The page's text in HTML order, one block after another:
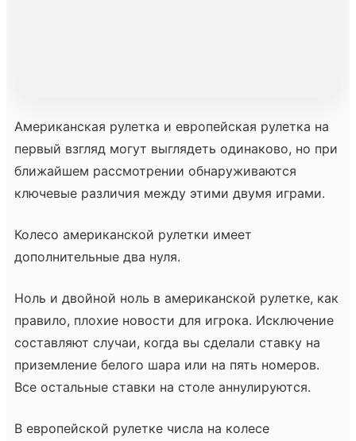
Американская рулетка и европейская рулетка на
первый взгляд могут выглядеть одинаково, но при
ближайшем рассмотрении обнаруживаются
ключевые различия между этими двумя играми.
Колесо американской рулетки имеет
дополнительные два нуля.
Ноль и двойной ноль в американской рулетке, как
правило, плохие новости для игрока. Исключение
составляют случаи, когда вы сделали ставку на
приземление белого шара или на пять номеров.
Все остальные ставки на столе аннулируются.
В европейской рулетке числа на колесе